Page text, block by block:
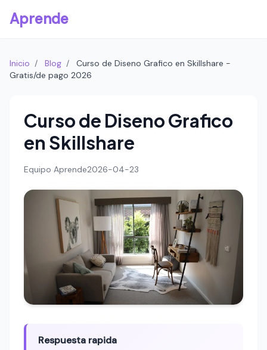
Aprende
Inicio / Blog /
Curso de Diseno Grafico en Skillshare -
Gratis/de pago 2026
Curso de Diseno Grafico
en Skillshare
Equipo Aprende2026-04-23
Respuesta rapida